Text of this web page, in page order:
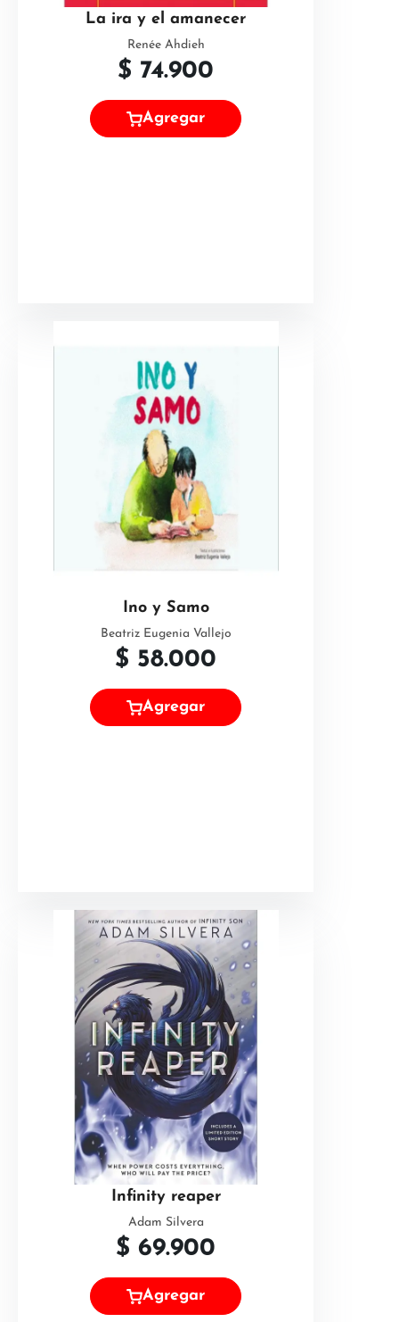
La ira y el amanecer
Renée Ahdieh
$ 74.900
Agregar
Ino y Samo
Beatriz Eugenia Vallejo
$ 58.000
Agregar
Infinity reaper
Adam Silvera
$ 69.900
Agregar